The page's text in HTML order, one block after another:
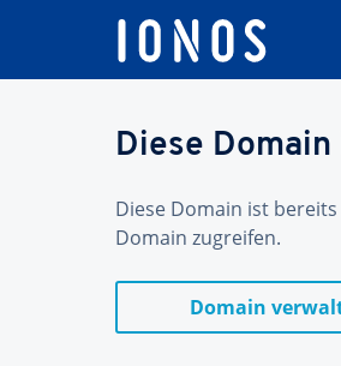
Diese
Diese Domain ist
Domain zugreifen.
Domain